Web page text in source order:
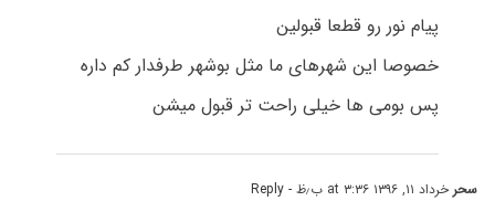
پیام نور رو قطعا قبولین
خصوصا این شهرهای ما مثل بوشهر طرفدار کم داره
پس بومی ها خیلی راحت تر قبول میشن
سحر خرداد ۱۱, ۱۳۹۶ at ۳:۳۶ ب٫ظ - Reply